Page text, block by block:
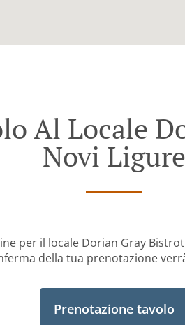
Al Locale
Novi Ligure
per il locale Dorian Gray
della tua prenotazione
Prenotazione tavolo